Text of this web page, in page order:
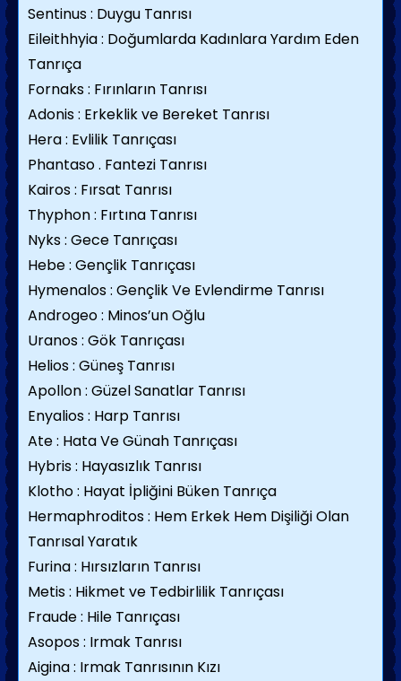
Sentinus : Duygu Tanrısı
Eileithhyia : Doğumlarda Kadınlara Yardım Eden
Tanrıça
Fornaks : Fırınların Tanrısı
Adonis : Erkeklik ve Bereket Tanrısı
Hera : Evlilik Tanrıçası
Phantaso . Fantezi Tanrısı
Kairos : Fırsat Tanrısı
Thyphon : Fırtına Tanrısı
Nyks : Gece Tanrıçası
Hebe : Gençlik Tanrıçası
Hymenalos : Gençlik Ve Evlendirme Tanrısı
Androgeo : Minos’un Oğlu
Uranos : Gök Tanrıçası
Helios : Güneş Tanrısı
Apollon : Güzel Sanatlar Tanrısı
Enyalios : Harp Tanrısı
Ate : Hata Ve Günah Tanrıçası
Hybris : Hayasızlık Tanrısı
Klotho : Hayat İpliğini Büken Tanrıça
Hermaphroditos : Hem Erkek Hem Dişiliği Olan
Tanrısal Yaratık
Furina : Hırsızların Tanrısı
Metis : Hikmet ve Tedbirlilik Tanrıçası
Fraude : Hile Tanrıçası
Asopos : Irmak Tanrısı
Aigina : Irmak Tanrısının Kızı